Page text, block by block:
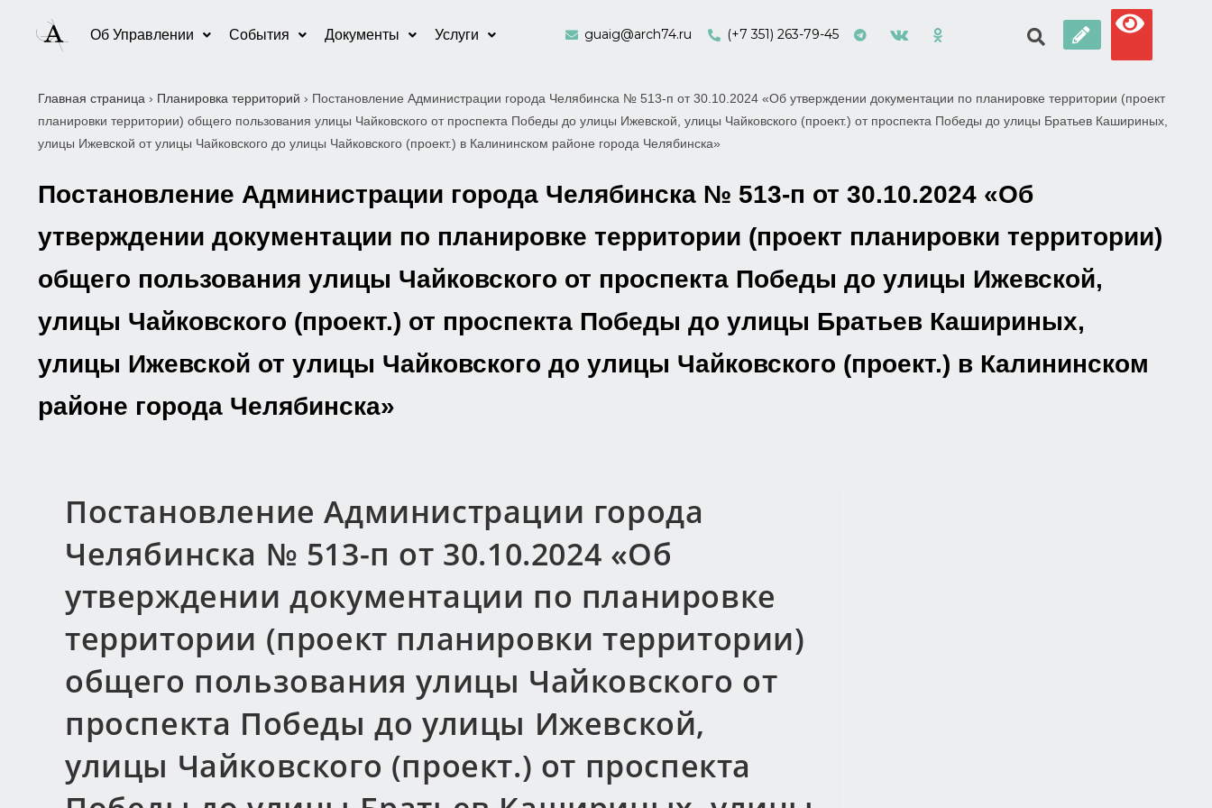
Об Управлении События Документы Услуги guaig@arch74.ru (+7 351) 263-79-45
Главная страница › Планировка территорий › Постановление Администрации города Челябинска № 513-п от 30.10.2024 «Об утверждении документации по планировке территории (проект
планировки территории) общего пользования улицы Чайковского от проспекта Победы до улицы Ижевской, улицы Чайковского (проект.) от проспекта Победы до улицы Братьев Кашириных,
улицы Ижевской от улицы Чайковского до улицы Чайковского (проект.) в Калининском районе города Челябинска»
Постановление Администрации города Челябинска № 513-п от 30.10.2024 «Об
утверждении документации по планировке территории (проект планировки территории)
общего пользования улицы Чайковского от проспекта Победы до улицы Ижевской,
улицы Чайковского (проект.) от проспекта Победы до улицы Братьев Кашириных,
улицы Ижевской от улицы Чайковского до улицы Чайковского (проект.) в Калининском
районе города Челябинска»
Постановление Администрации города
Челябинска № 513-п от 30.10.2024 «Об
утверждении документации по планировке
территории (проект планировки территории)
общего пользования улицы Чайковского от
проспекта Победы до улицы Ижевской,
улицы Чайковского (проект.) от проспекта